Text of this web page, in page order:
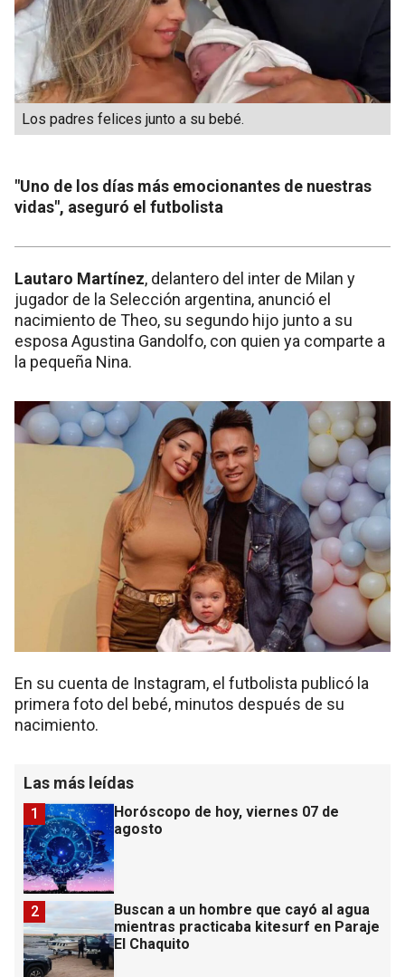
Los padres felices junto a su bebé.
"Uno de los días más emocionantes de nuestras
vidas", aseguró el futbolista
Lautaro Martínez, delantero del inter de Milan y
jugador de la Selección argentina, anunció el
nacimiento de Theo, su segundo hijo junto a su
esposa Agustina Gandolfo, con quien ya comparte a
la pequeña Nina.
En su cuenta de Instagram, el futbolista publicó la
primera foto del bebé, minutos después de su
nacimiento.
Las más leídas
Horóscopo de hoy, viernes 07 de
agosto
1
Buscan a un hombre que cayó al agua
mientras practicaba kitesurf en Paraje
El Chaquito
2